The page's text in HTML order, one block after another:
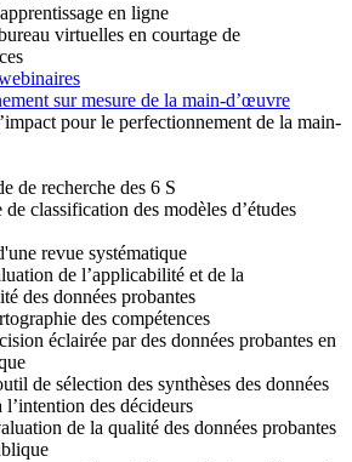
en ligne
virtuelles en courtage de
sur mesure de la main-d’œuvre
pour le perfectionnement de la main-
de recherche des 6 S
classification des modèles d’études
revue systématique
de l’applicabilité et de la
des données probantes
des compétences
éclairée par des données probantes en
de sélection des synthèses des données
l’intention des décideurs
de la qualité des données probantes